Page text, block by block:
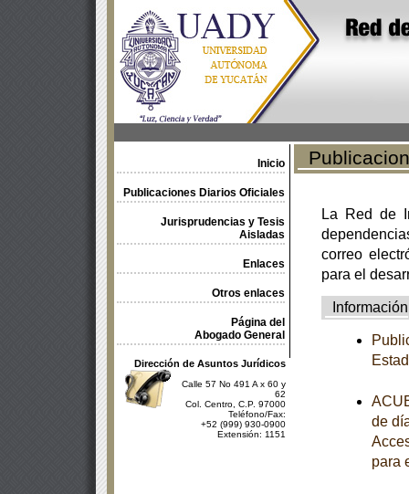
Inicio
Publicaciones Diarios Oficiales
Jurisprudencias y Tesis
Aisladas
Enlaces
Otros enlaces
Página del
Abogado General
Dirección de Asuntos Jurídicos
Calle 57 No 491 A x 60 y
62
Col. Centro, C.P. 97000
Teléfono/Fax:
+52 (999) 930-0900
Extensión: 1151
La Red de
correo
para el
Información
de
para